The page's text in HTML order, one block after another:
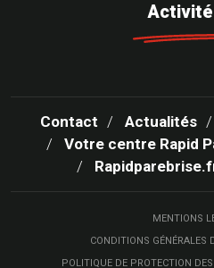
Contact Actualités
Votre centre Rapid
MENTIONS
CONDITIONS GÉNÉRALES
POLITIQUE DE PROTECTION